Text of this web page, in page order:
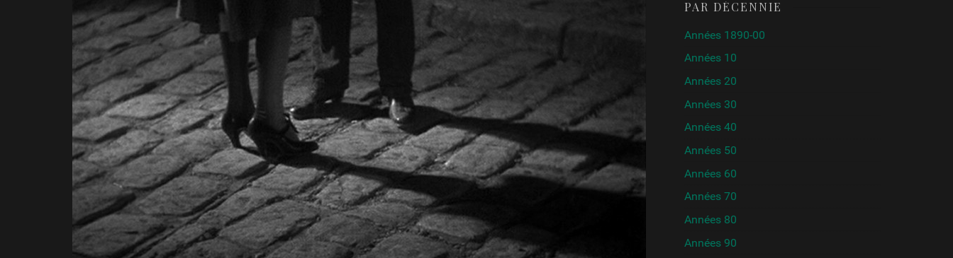
PAR DÉCENNIE
Années 1890-00
Années 10
Années 20
Années 30
Années 40
Années 50
Années 60
Années 70
Années 80
Années 90